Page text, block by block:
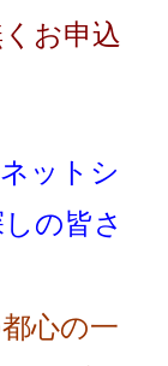
お申込
ットシ
の皆さ
心の一